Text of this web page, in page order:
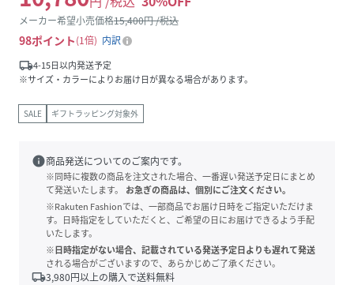
メーカー希望小売価格15,400円 /税込
98ポイント 1倍
内訳
local_shipping4-15日以内発送予定
※サイズ・カラーによりお届け日が異なる場合があります。
SALE ギフトラッピング対象外
info商品発送についてのご案内です。
※同時に複数の商品を注文された場合、一番遅い発送予定日にまとめ
て発送いたします。
お急ぎの商品は、個別にご注文ください。
※Rakuten Fashionでは、一部商品でお届け日時をご指定いただけま
す。日時指定をしていただくと、ご希望の日にお届けできるよう手配
いたします。
※日時指定がない場合、記載されている発送予定日よりも遅れて発送
される場合がございますので、あらかじめご了承ください。
local_shipping3,980円以上の購入で送料無料